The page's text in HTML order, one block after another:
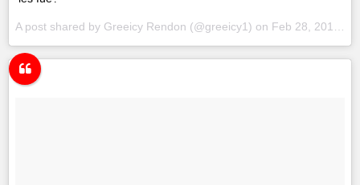
A post shared by Greeicy Rendon (@greeicy1) on Feb 28, 2018 at 5:15pm PST